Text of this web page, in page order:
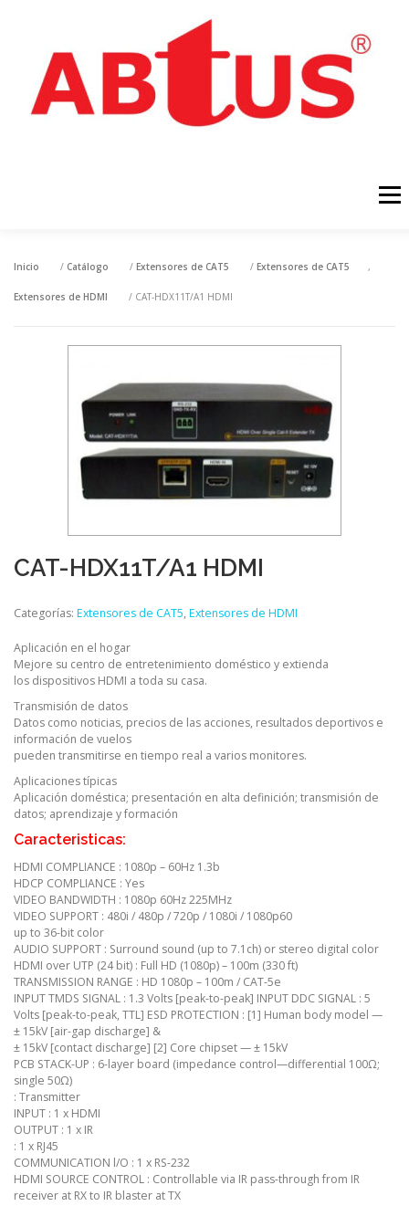
Menú
INICIO PRODUCTOS NOTÍCIAS DESCARGAS
Inicio / Catálogo / Extensores de CAT5 / Extensores de CAT5 ,
Extensores de HDMI / CAT-HDX11T/A1 HDMI
CAT-HDX11T/A1 HDMI
Categorías: Extensores de CAT5, Extensores de HDMI
Aplicación en el hogar
Mejore su centro de entretenimiento doméstico y extienda
los dispositivos HDMI a toda su casa.
Transmisión de datos
Datos como noticias, precios de las acciones, resultados deportivos e
información de vuelos
pueden transmitirse en tiempo real a varios monitores.
Aplicaciones típicas
Aplicación doméstica; presentación en alta definición; transmisión de
datos; aprendizaje y formación
Caracteristicas:
HDMI COMPLIANCE : 1080p – 60Hz 1.3b
HDCP COMPLIANCE : Yes
VIDEO BANDWIDTH : 1080p 60Hz 225MHz
VIDEO SUPPORT : 480i / 480p / 720p / 1080i / 1080p60
up to 36-bit color
AUDIO SUPPORT : Surround sound (up to 7.1ch) or stereo digital color
HDMI over UTP (24 bit) : Full HD (1080p) – 100m (330 ft)
TRANSMISSION RANGE : HD 1080p – 100m / CAT-5e
INPUT TMDS SIGNAL : 1.3 Volts [peak-to-peak] INPUT DDC SIGNAL : 5
Volts [peak-to-peak, TTL] ESD PROTECTION : [1] Human body model —
± 15kV [air-gap discharge] &
± 15kV [contact discharge] [2] Core chipset — ± 15kV
PCB STACK-UP : 6-layer board (impedance control—differential 100Ω;
single 50Ω)
: Transmitter
INPUT : 1 x HDMI
OUTPUT : 1 x IR
: 1 x RJ45
COMMUNICATION l/O : 1 x RS-232
HDMI SOURCE CONTROL : Controllable via IR pass-through from IR
receiver at RX to IR blaster at TX